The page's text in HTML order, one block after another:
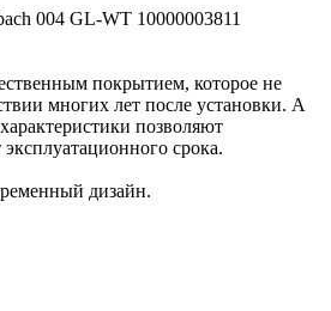
004 GL-WT 10000003811
покрытием, которое не
многих лет после установки. А
позволяют
срока.
дизайн.